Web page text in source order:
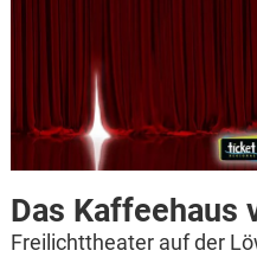
Das Kaffeehaus
Freilichttheater auf der